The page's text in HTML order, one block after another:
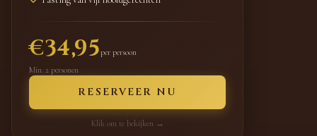
€34,95per persoon
Min. 2 personen
RESERVEER NU
Klik om te bekijken →